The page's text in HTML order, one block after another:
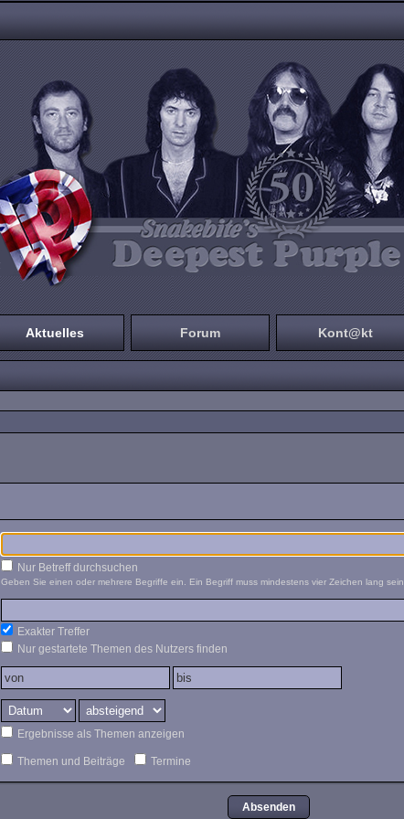
Aktuelles Forum Kont@kt
Nur Betreff durchsuchen
Geben Sie einen oder mehrere Begriffe ein. Ein Begriff muss mindestens vier Zeichen lang sein.
Exakter Treffer
Nur gestartete Themen des Nutzers finden
Ergebnisse als Themen anzeigen
Themen und Beiträge Termine